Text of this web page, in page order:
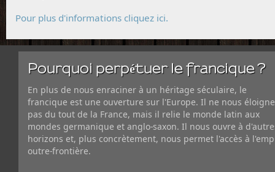
Pour plus d'informations cliquez ici.
Pourquoi perpétuer le francique ?
En plus de nous enraciner à un héritage séculaire, le
francique est une ouverture sur l'Europe. Il ne nous éloigne
pas du tout de la France, mais il relie le monde latin aux
mondes germanique et anglo-saxon. Il nous ouvre à
horizons et, plus concrètement, nous permet l'accès à
outre-frontière.